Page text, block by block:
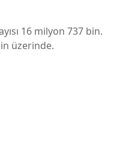
16 milyon 737 bin.
üzerinde.